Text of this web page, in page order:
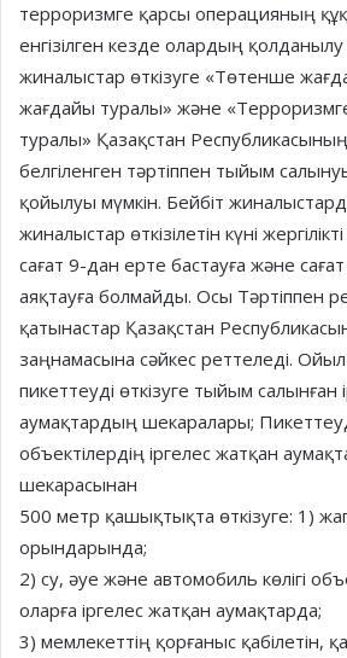
терроризмге қарсы операцияның
енгізілген кезде олардың
жиналыстар өткізуге «Төтенше
жағдайы туралы» және
туралы» Қазақстан
белгіленген тәртіппен тыйым
қойылуы мүмкін. Бейбіт
жиналыстар өткізілетін күні
сағат 9-дан ерте бастауға және
аяқтауға болмайды. Осы Тәртіппен
қатынастар Қазақстан
заңнамасына сәйкес реттеледі.
пикеттеуді өткізуге тыйым салынған
аумақтардың шекаралары;
объектілердің іргелес жатқан
шекарасынан
500 метр қашықтықта өткізуге: 1)
орындарында;
2) су, әуе және автомобиль көлігі
оларға іргелес жатқан аумақтарда;
3) мемлекеттің қорғаныс қабілетін,